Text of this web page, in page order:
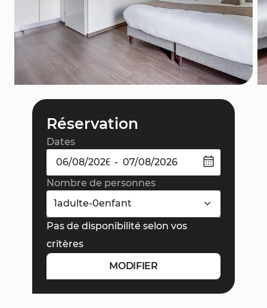
Réservation
Dates
-
Nombre de personnes
1adulte-0enfant
Pas de disponibilité selon vos
critères
MODIFIER